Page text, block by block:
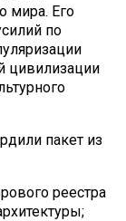
мира. Его
по
цивилизации
пакет из
реестра